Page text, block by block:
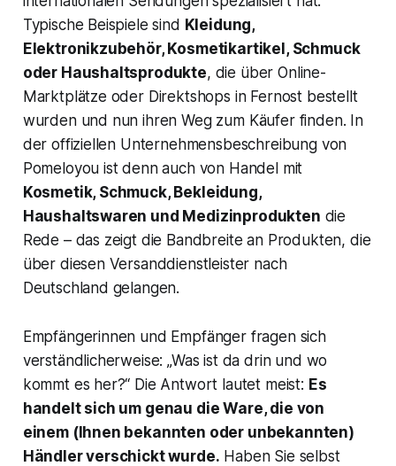
Typische Beispiele sind Kleidung,
Elektronikzubehör, Kosmetikartikel, Schmuck
oder Haushaltsprodukte, die über Online-
Marktplätze oder Direktshops in Fernost bestellt
wurden und nun ihren Weg zum Käufer finden. In
der offiziellen Unternehmensbeschreibung von
Pomeloyou ist denn auch von Handel mit
Kosmetik, Schmuck, Bekleidung,
Haushaltswaren und Medizinprodukten die
Rede​ – das zeigt die Bandbreite an Produkten, die
über diesen Versanddienstleister nach
Deutschland gelangen.
Empfängerinnen und Empfänger fragen sich
verständlicherweise:„Was ist da drin und wo
kommt es her?“ Die Antwort lautet meist: Es
handelt sich um genau die Ware, die von
einem (Ihnen bekannten oder unbekannten)
Händler verschickt wurde. Haben Sie selbst